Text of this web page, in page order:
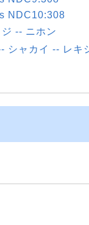
NDC10:308
-- ニホン
シャカイ -- レキ